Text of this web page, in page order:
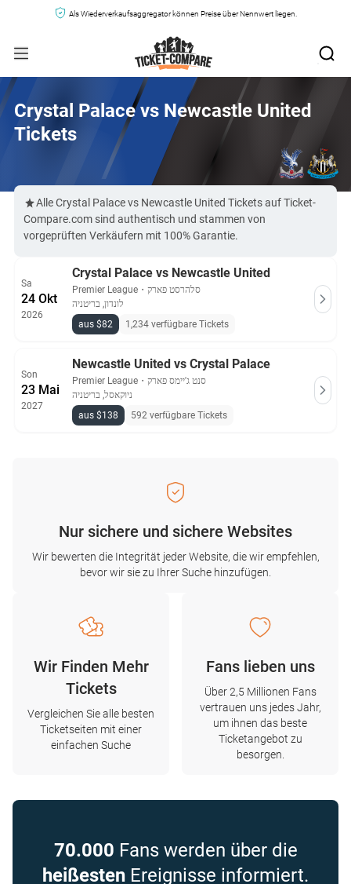
Als Wiederverkaufsaggregator können Preise über Nennwert liegen.
Crystal Palace vs Newcastle United
Tickets
Alle Crystal Palace vs Newcastle United Tickets auf Ticket-
Compare.com sind authentisch und stammen von
vorgeprüften Verkäufern mit 100% Garantie.
Sa
24 Okt
2026
Crystal Palace vs Newcastle United
Premier League ・ סלהרסט פארק
לונדון, בריטניה
aus $82
1,234 verfügbare Tickets
Son
23 Mai
2027
Newcastle United vs Crystal Palace
Premier League ・ סנט ג'יימס פארק
ניוקאסל, בריטניה
aus $138
592 verfügbare Tickets
Nur sichere und sichere Websites
Wir bewerten die Integrität jeder Website, die wir empfehlen,
bevor wir sie zu Ihrer Suche hinzufügen.
Wir Finden Mehr
Tickets
Vergleichen Sie alle besten
Ticketseiten mit einer
einfachen Suche
Fans lieben uns
Über 2,5 Millionen Fans
vertrauen uns jedes Jahr,
um ihnen das beste
Ticketangebot zu
besorgen.
70.000 Fans werden über die
heißesten Ereignisse informiert.